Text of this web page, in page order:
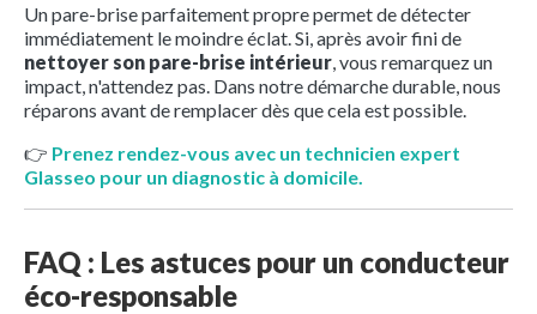
Un pare-brise parfaitement propre permet de détecter
immédiatement le moindre éclat. Si, après avoir fini de
nettoyer son pare-brise intérieur , vous remarquez un
impact, n'attendez pas. Dans notre démarche durable, nous
réparons avant de remplacer dès que cela est possible.
👉 Prenez rendez-vous avec un technicien expert
Glasseo pour un diagnostic à domicile.
FAQ : Les astuces pour un conducteur
éco-responsable